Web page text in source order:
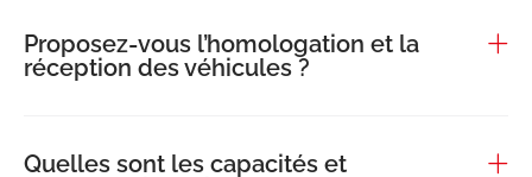
Proposez-vous l’homologation et la
réception des véhicules ?
Quelles sont les capacités et